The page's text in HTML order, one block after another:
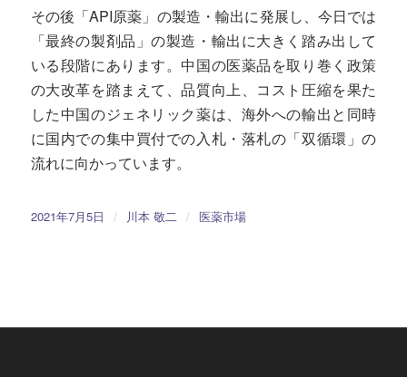
その後「API原薬」の製造・輸出に発展し、今日では
「最終の製剤品」の製造・輸出に大きく踏み出して
いる段階にあります。中国の医薬品を取り巻く政策
の大改革を踏まえて、品質向上、コスト圧縮を果た
した中国のジェネリック薬は、海外への輸出と同時
に国内での集中買付での入札・落札の「双循環」の
流れに向かっています。
2021年7月5日 / 川本 敬二 / 医薬市場